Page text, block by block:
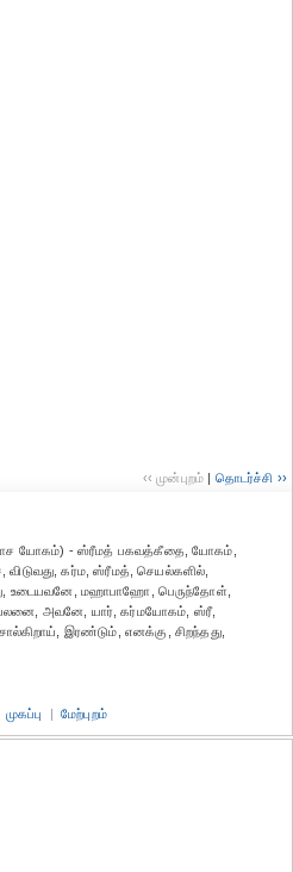
‹‹ முன்புறம் | தொடர்ச்சி ››
யோகம்) - ஸ்ரீமத் பகவத்கீதை, யோகம்,
கர்ம, ஸ்ரீமத், செயல்களில்,
உடையவனே, மஹாபாஹோ, பெருந்தோள்,
அவனே, யார், கர்மயோகம், ஸ்ரீ,
இரண்டும், எனக்கு, சிறந்தது,
முகப்பு | மேற்புறம்